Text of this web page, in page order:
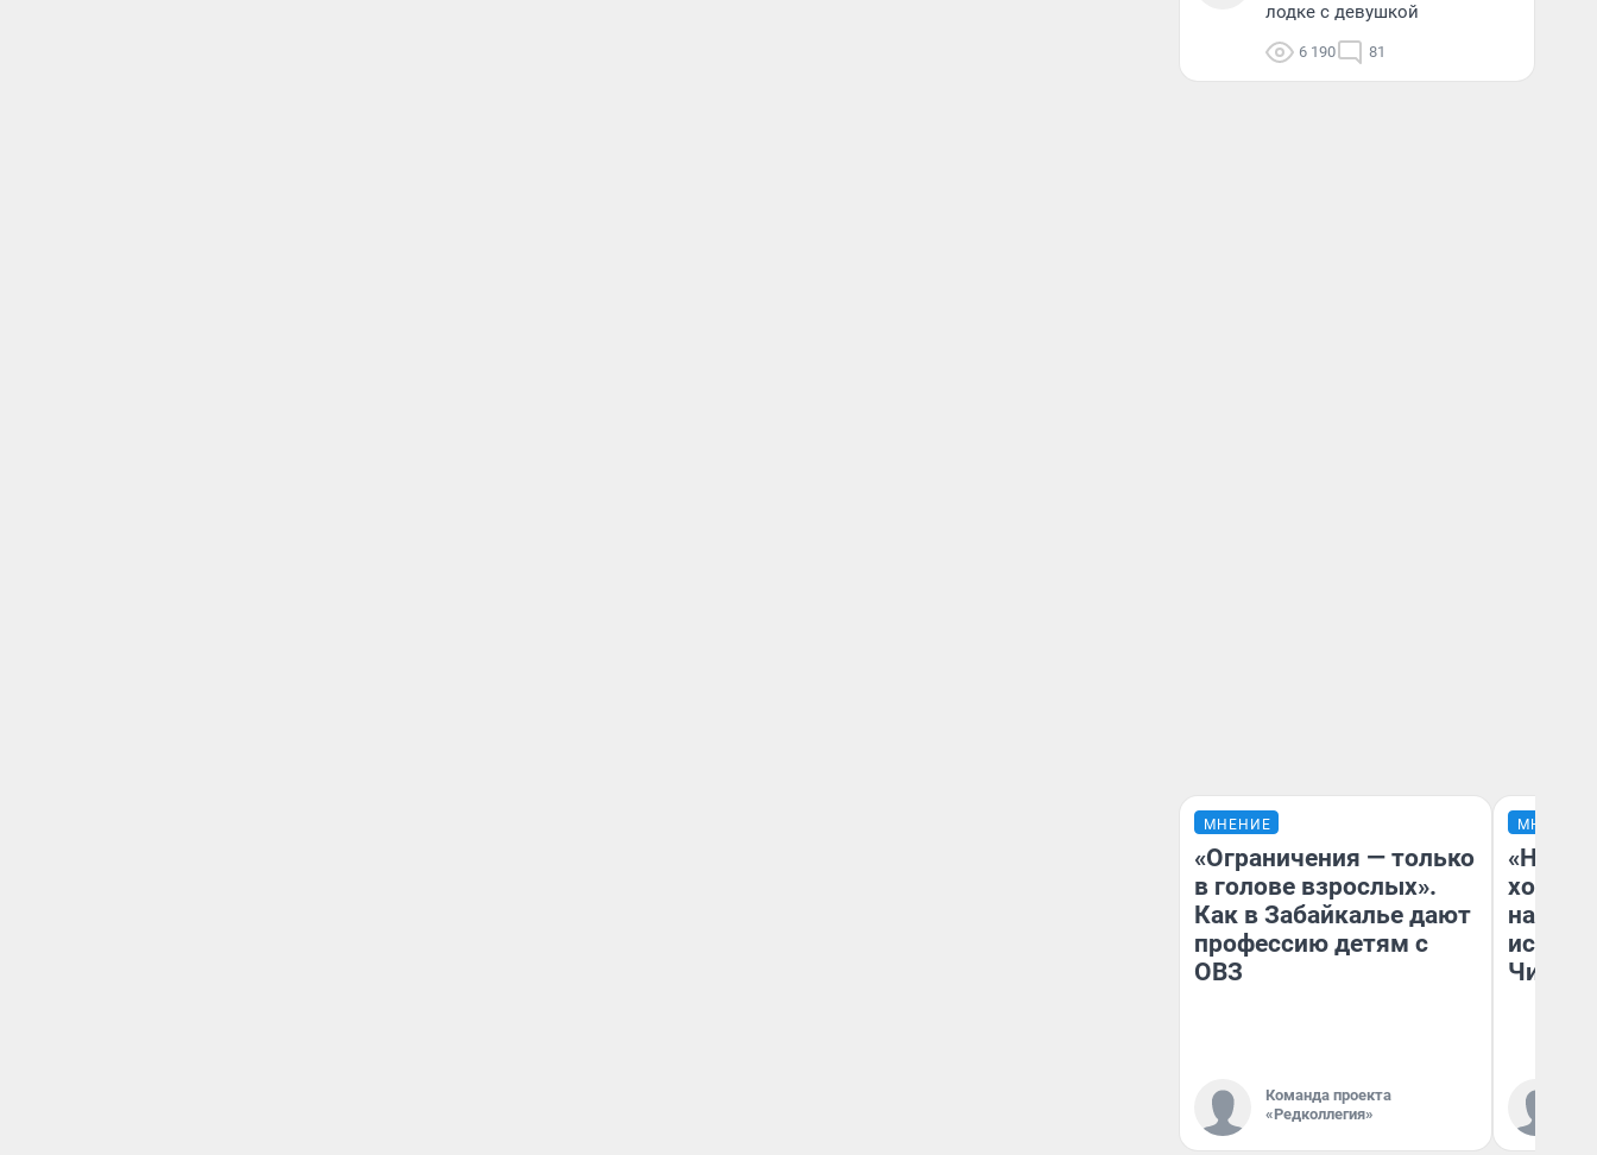
лодке с девушкой
6 190 81
МНЕНИЕ
«Ограничения — только
в голове взрослых».
Как в Забайкалье дают
профессию детям с
ОВЗ
Команда проекта
«Редколлегия»
МНЕНИЕ
Читы